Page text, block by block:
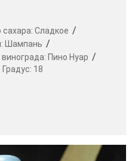
сахара: Сладкое
Шампань
Пино Нуар
Градус: 18